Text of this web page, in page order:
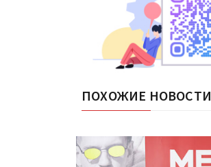
ПОХОЖИЕ НОВОСТИ